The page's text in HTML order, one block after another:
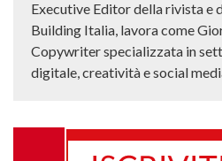
Executive Editor della rivista e
Building Italia, lavora come
Copywriter specializzata in
digitale, creatività e social